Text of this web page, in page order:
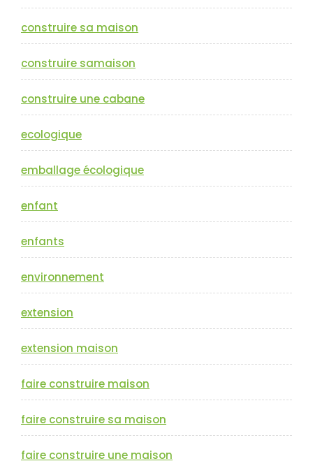
construire sa maison
construire samaison
construire une cabane
ecologique
emballage écologique
enfant
enfants
environnement
extension
extension maison
faire construire maison
faire construire sa maison
faire construire une maison